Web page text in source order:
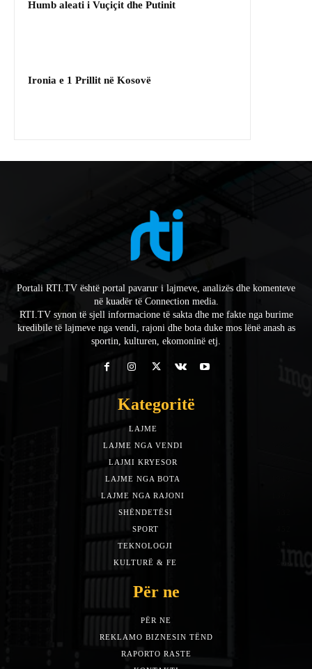
Humb aleati i Vuçiçit dhe Putinit
Ironia e 1 Prillit në Kosovë
Portali RTI.TV është portal pavarur i lajmeve, analizës dhe komenteve
në kuadër të Connection media.
RTI.TV synon të sjell informacione të sakta dhe me fakte nga burime
kredibile të lajmeve nga vendi, rajoni dhe bota duke mos lënë anash as
sportin, kulturen, ekomoninë etj.
Kategoritë
LAJME
LAJME NGA VENDI
LAJMI KRYESOR
LAJME NGA BOTA
LAJME NGA RAJONI
SHËNDETËSI
SPORT
TEKNOLOGJI
KULTURË & FE
Për ne
PËR NE
REKLAMO BIZNESIN TËND
RAPORTO RASTE